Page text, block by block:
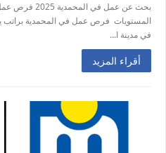
في مدينة ا...
أقراء المزيد